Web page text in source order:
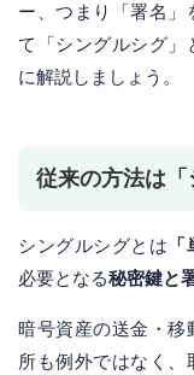
ー、つまり「署名」
て「シングルシグ」
に解説しましょう。
従来の方法は「
シングルシグとは
必要となる秘密鍵と
暗号資産の送金・移
所も例外ではなく、